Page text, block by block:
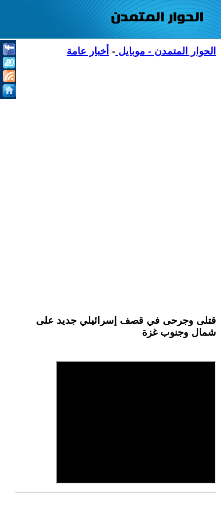
الحوار المتمدن - موبايل - أخبار عامة
قتلى وجرحى في قصف إسرائيلي جديد على
شمال وجنوب غزة